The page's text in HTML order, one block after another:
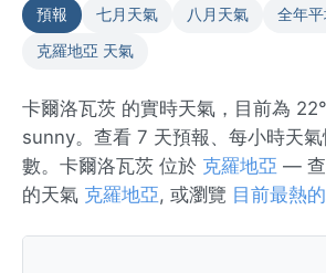
預報 七月天氣 八月天氣
全年平
克羅地亞 天氣
卡爾洛瓦茨 的實時天氣，目前為
sunny。查看 7 天預報、每小時天
數。卡爾洛瓦茨 位於 克羅地亞 — 查
的天氣 克羅地亞, 或瀏覽 目前最熱